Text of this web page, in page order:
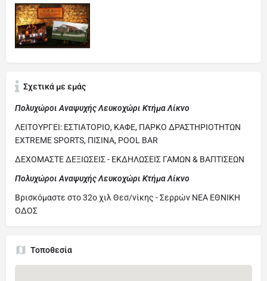
Σχετικά με εμάς
Πολυχώροι Αναψυχής Λευκοχώρι Κτήμα Λίκνο
ΛΕΙΤΟΥΡΓΕΙ: ΕΣΤΙΑΤΟΡΙΟ, ΚΑΦΕ, ΠΑΡΚΟ ΔΡΑΣΤΗΡΙΟΤΗΤΩΝ
EXTREME SPORTS, ΠΙΣΙΝΑ, POOL BAR
ΔΕΧΟΜΑΣΤΕ ΔΕΞΙΩΣΕΙΣ - ΕΚΔΗΛΩΣΕΙΣ ΓΑΜΩΝ & ΒΑΠΤΙΣΕΩΝ
Πολυχώροι Αναψυχής Λευκοχώρι Κτήμα Λίκνο
Βρισκόμαστε στο 32ο χιλ Θεσ/νίκης - Σερρών ΝΕΑ ΕΘΝΙΚΗ
ΟΔΟΣ
Τοποθεσία